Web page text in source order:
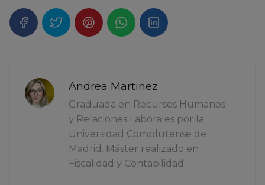
Andrea Martinez
Graduada en Recursos Humanos
y Relaciones Laborales por la
Universidad Complutense de
Madrid. Máster realizado en
Fiscalidad y Contabilidad.